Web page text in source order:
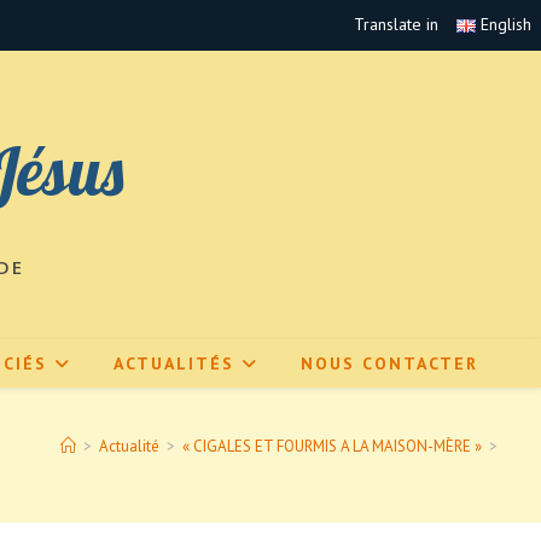
Translate in English
ACTUALITÉS NOUS CONTACTER
> Actualité > « CIGALES ET FOURMIS A LA MAISON-MÈRE » >